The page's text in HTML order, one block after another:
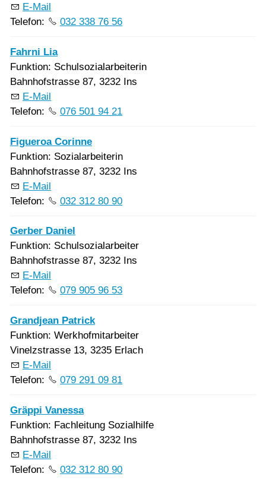
E-Mail
Telefon:
032 338 76 56
Fahrni Lia
Funktion: Schulsozialarbeiterin
Bahnhofstrasse 87, 3232 Ins
E-Mail
Telefon:
076 501 94 21
Figueroa Corinne
Funktion: Sozialarbeiterin
Bahnhofstrasse 87, 3232 Ins
E-Mail
Telefon:
032 312 80 90
Gerber Daniel
Funktion: Schulsozialarbeiter
Bahnhofstrasse 87, 3232 Ins
E-Mail
Telefon:
079 905 96 53
Grandjean Patrick
Funktion: Werkhofmitarbeiter
Vinelzstrasse 13, 3235 Erlach
E-Mail
Telefon:
079 291 09 81
Gräppi Vanessa
Funktion: Fachleitung Sozialhilfe
Bahnhofstrasse 87, 3232 Ins
E-Mail
Telefon:
032 312 80 90